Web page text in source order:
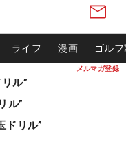
メルマガ登録
ライフ 漫画 ゴル
ル”
ル”
ドリル”